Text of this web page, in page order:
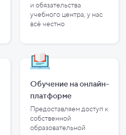
и обязательства
учебного центра, у нас
всё честно
Обучение на онлайн-
платформе
Предоставляем доступ к
собственной
образовательной